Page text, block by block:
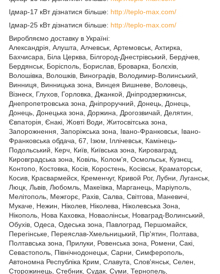
Ідмар-17 кВт дізнатися більше: http://teplo-max.com/
Ідмар-25 кВт дізнатися більше: http://teplo-max.com/
Виробляємо доставку в Україні:
Александрія, Алушта, Алчевськ, Артемовськ, Ахтирка,
Бахчисара, Біла Церква, Білгород-Днестрівський, Бердічев,
Бердянськ, Борісполь, Борислав, Броварка, Болєхів,
Волошівка, Волошків, Виноградів, Володимир-Волинський,
Винниця, Винницька зона, Винцея Вишневе, Воловець,
Візнеск, Глухов, Горловка, Джанкой, Дніпродзержинськ,
Днепропетровська зона, Дніпроручний, Донець, Донець,
Донець, Донецька зона, Доржина, Дрогозвичай, Делятин,
Євпаторія, Єнакі, Жовті Води, Житосвітська зона,
Запорожнення, Запоріжська зона, Івано-Франковськ, Івано-
Франковська обдача, 67, Ізюм, Іллічевськ, Камінець-
Подольський, Керч, Київ, Київська зона, Кироваград,
Кировградська зона, Ковіль, Колом'я, Осмольськ, Кузнєц,
Контопо, Костовка, Косів, Коростень, Косівськ, Краматорськ,
Косив, Красвармейск, Кременчуг, Кривой Рог, Лубни, Луганськ,
Люцк, Львів, Любомль, Макеївка, Марганець, Маріуполь,
Мелітополь, Межгорє, Рахів, Салва, Світгова, Маневичі,
Мукаче, Нежин, Ніколев, Ніколева, Ніколевська Зона,
Нікополь, Нова Каховка, Новаолінськ, Новаград-Волинський,
Обухів, Одеса, Одеська зона, Павлоград, Першомайск,
Перегінське, Переяслав-Хмельницький, Пір'ятин, Полтава,
Полтавська зона, Прилуки, Ровенська зона, Ромени, Сакі,
Севастополь, Північнодонецьк, Сарни, Симферополь,
Автономна Республіка Крим, Славута, Слов'янськ, Селен,
Сторожинець, Стебник, Судак, Суми, Тернопель,